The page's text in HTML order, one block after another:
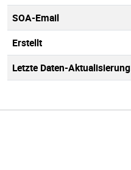
SOA-Email
Erstellt
Letzte Daten-Aktualisierung